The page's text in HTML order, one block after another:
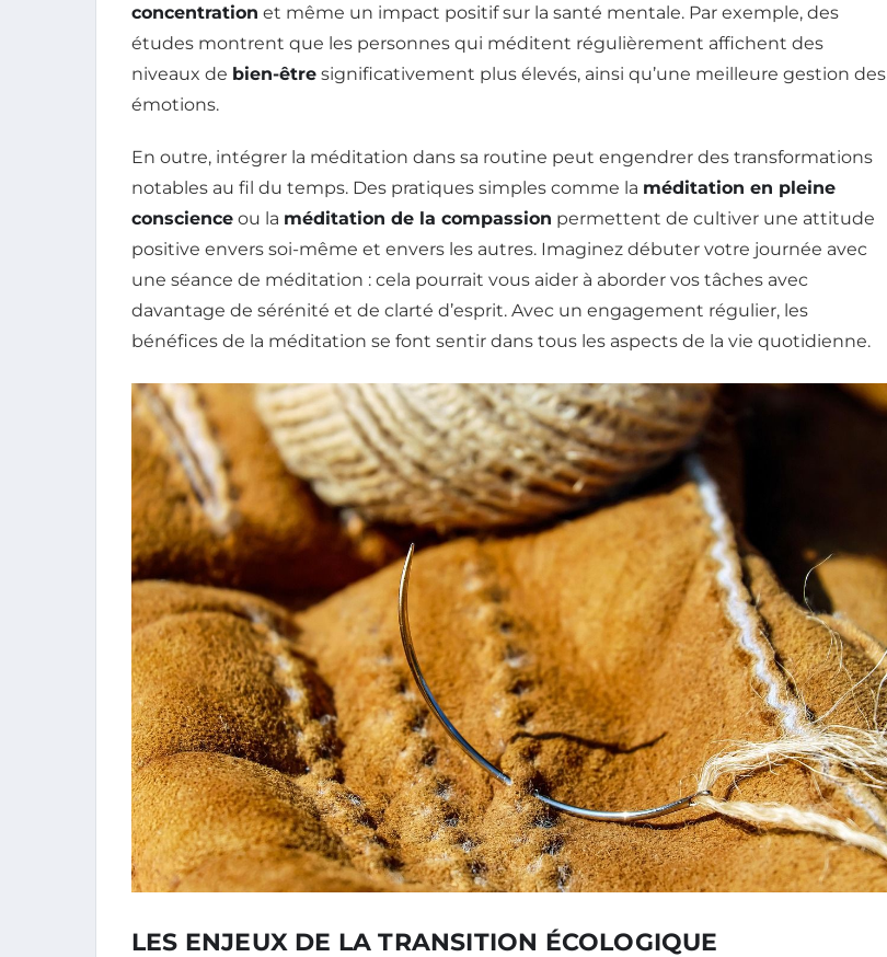
concentration et même un impact positif sur la santé mentale. Par exemple, des
études montrent que les personnes qui méditent régulièrement affichent des
niveaux de bien-être significativement plus élevés, ainsi qu’une meilleure gestion des
émotions.
En outre, intégrer la méditation dans sa routine peut engendrer des transformations
notables au fil du temps. Des pratiques simples comme la méditation en pleine
conscience ou la méditation de la compassion permettent de cultiver une attitude
positive envers soi-même et envers les autres. Imaginez débuter votre journée avec
une séance de méditation : cela pourrait vous aider à aborder vos tâches avec
davantage de sérénité et de clarté d’esprit. Avec un engagement régulier, les
bénéfices de la méditation se font sentir dans tous les aspects de la vie quotidienne.
LES ENJEUX DE LA TRANSITION ÉCOLOGIQUE